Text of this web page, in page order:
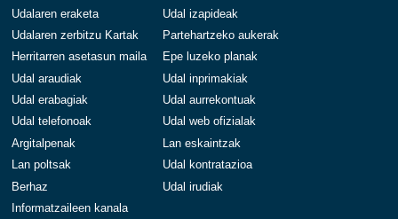
Udalaren eraketa
Udal izapideak
Udalaren zerbitzu Kartak
Partehartzeko aukerak
Herritarren asetasun maila
Epe luzeko planak
Udal araudiak
Udal inprimakiak
Udal erabagiak
Udal aurrekontuak
Udal telefonoak
Udal web ofizialak
Argitalpenak
Lan eskaintzak
Lan poltsak
Udal kontratazioa
Berhaz
Udal irudiak
Informatzaileen kanala